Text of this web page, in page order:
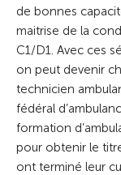
de bonnes
maitrise de la
C1/D1. Avec ces
on peut devenir
technicien
fédéral
formation
pour obtenir le
ont terminé leur